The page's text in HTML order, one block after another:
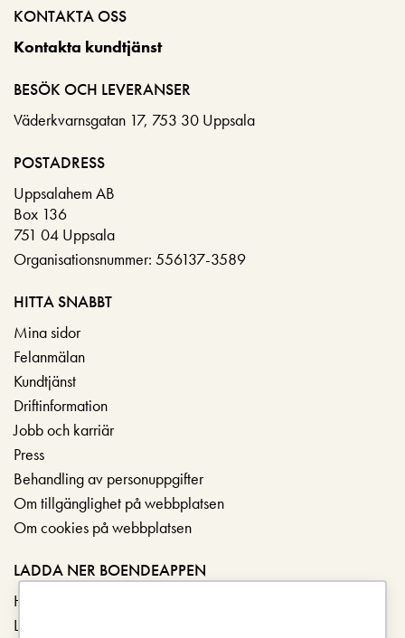
KONTAKTA OSS
Kontakta kundtjänst
BESÖK OCH LEVERANSER
Väderkvarnsgatan 17, 753 30 Uppsala
POSTADRESS
Uppsalahem AB
Box 136
751 04 Uppsala
Organisationsnummer: 556137-3589
HITTA SNABBT
Mina sidor
Felanmälan
Kundtjänst
Driftinformation
Jobb och karriär
Press
Behandling av personuppgifter
Om tillgänglighet på webbplatsen
Om cookies på webbplatsen
LADDA NER BOENDEAPPEN
Hämta i App Store
Ladda ner på Google Play